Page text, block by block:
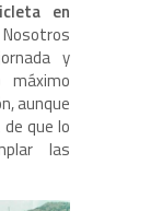
en
y
máximo
aunque
que lo
las